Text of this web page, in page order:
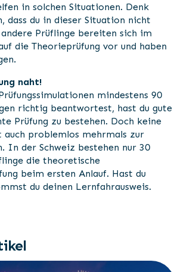
in solchen Situationen. Denk
dass du in dieser Situation nicht
Prüflinge bereiten sich im
die Theorieprüfung vor und haben
naht!
mindestens 90
richtig beantwortest, hast du gute
Prüfung zu bestehen. Doch keine
auch problemlos mehrmals zur
In der Schweiz bestehen nur 30
die theoretische
beim ersten Anlauf. Hast du
du deinen Lernfahrausweis.